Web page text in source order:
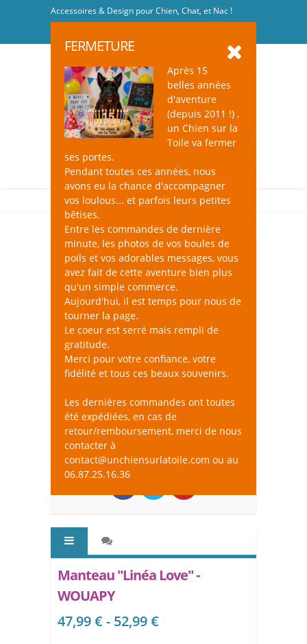
Accessoires & Design pour Chien, Chat, et Nac !
FERMETURE
Après 15
belles années
d'aventure
(depuis 2011 !) ,
un Chien sur la
Toile va fermer
ses portes.
Pendant toutes ces années, nous
avons eu la chance d'accompagner
vos loulous... et parfois leurs petites
bêtises.
Entre les commandes de dernière
minute, les photos de vos boules de
poils et vos adorables messages, vous
avez fait de cette aventure bien plus
qu'un simple commerce.
Aujourd'hui, il est temps pour nous de
tourner la page.
Le coeur est serré mais rempli de
gratitude.
Merci pour votre confiance, votre
fidélité et tous ces beaux souvenirs.
Les dernières commandes ont toutes
été expédiées, en cas de
retour/remboursement, merci de nous
contacter à
contact@unchiensurlatoile.com ou au
06.87.25.16.36
Manteau "Linéa Love" -
WOUAPY
47,99 € - 52,99 €